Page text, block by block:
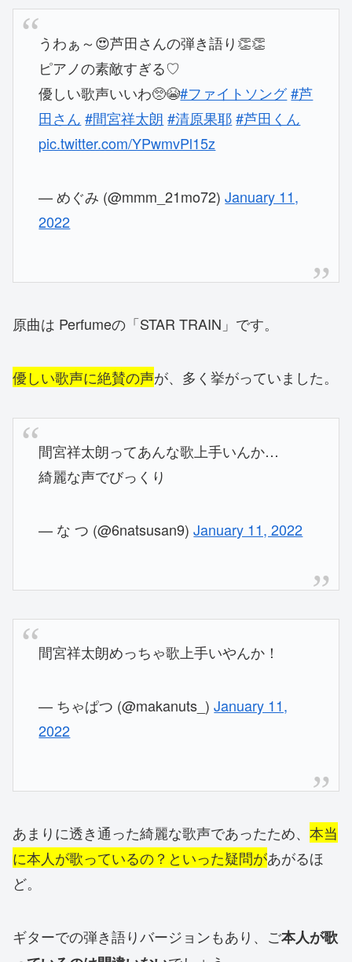
うわぁ～😍芦田さんの弾き語り👏👏
ピアノの素敵すぎる♡
優しい歌声いいわ🥺😭#ファイトソング#芦
田さん #間宮祥太朗 #清原果耶 #芦田くん
pic.twitter.com/YPwmvPl15z
— めぐみ (@mmm_21mo72)January 11,
2022
原曲は Perfumeの「STAR TRAIN」です。
優しい歌声に絶賛の声が、多く挙がっていました。
間宮祥太朗ってあんな歌上手いんか…
綺麗な声でびっくり
— な つ (@6natsusan9)January 11, 2022
間宮祥太朗めっちゃ歌上手いやんか！
— ちゃぱつ (@makanuts_)January 11,
2022
あまりに透き通った綺麗な歌声であったため、 本当
に本人が歌っているの？といった疑問があがるほ
ど。
ギターでの弾き語りバージョンもあり、ご本人が歌